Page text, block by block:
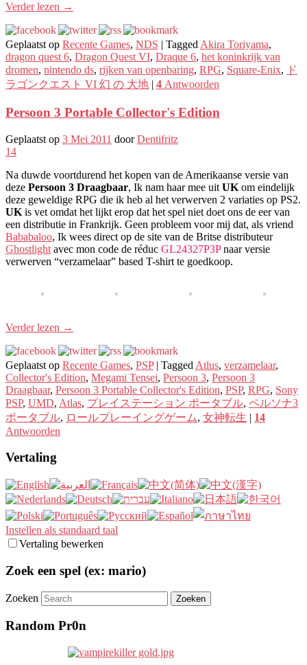
Verder lezen →
Geplaatst op Recente Games, NDS | Tagged Akira Toriyama,
dragon quest 6, Dragon Quest VI, Draque 6, het koninkrijk van
dromen, nintendo ds, rijken van openbaring, RPG, Square-Enix, ド
ラゴンクエスト VI 幻 の 大地 | 4 Antwoorden
Persoon 3 Portable Collector's Edition
Geplaatst op 3 Mei 2011 doorDentifritz
14
Na duwde voortdurend het kopen van de Amerikaanse versie van
deze Persoon 3 Draagbaar, Ik nam haar mee uit UK om eindelijk
deze geweldige RPG die ik heb al het verwerven 2 variaties op PS2.
UK is vet omdat het lijkt erop dat het spel niet doet ons de eer van
een distributie in Frankrijk. Geen probleem voor mij dat, als vriend
Bababaloo, Ik wees direct op de site van de Britse distributeur
Ghostlight avec mon code de réduc GL24327P3Pnaar versie
verwerven “verzamelaar” based T-shirt te goedkoop.
Verder lezen →
Geplaatst op Recente Games, PSP | Tagged Atlus, verzamelaar,
Collector's Edition, Megami Tensei, Persoon 3, Persoon 3
Draagbaar, Persoon 3 Portable Collector's Edition, PSP, RPG, Sony
PSP, UMD, Atlas, プレイステーション ポータブル, ペルソナ3
ポータブル, ロールプレーイングゲーム, 女神転生 | 14
Antwoorden
Vertaling
Instellen als standaard taal
Vertaling bewerken
Zoek een spel (ex: mario)
Zoeken
Random Pr0n